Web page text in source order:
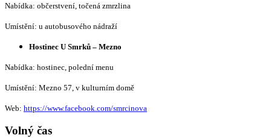
Nabídka: občerstvení, točená zmrzlina
Umístění: u autobusového nádraží
Hostinec U Smrků – Mezno
Nabídka: hostinec, polední menu
Umístění: Mezno 57, v kulturním domě
Web: https://www.facebook.com/smrcinova
Volný čas